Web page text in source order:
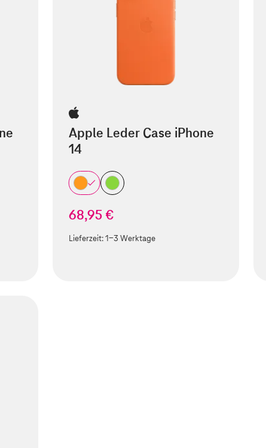
Apple Leder Case iPhone
14
68,95 €
Lieferzeit:1-3 Werktage